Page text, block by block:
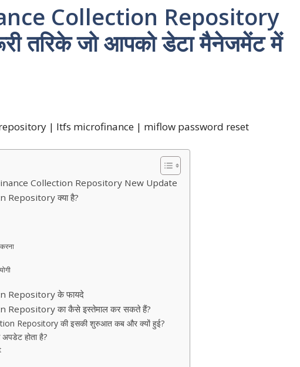
Collection Repository
तरिके जो आपको डेटा मैनेजमेंट में
| ltfs microfinance | miflow password reset
Collection Repository New Update
Repository क्या है?
Repository के फायदे
Repository का कैसे इस्तेमाल कर सकते हैं?
Repository की इसकी शुरुआत कब और क्यों हुई?
होता है?